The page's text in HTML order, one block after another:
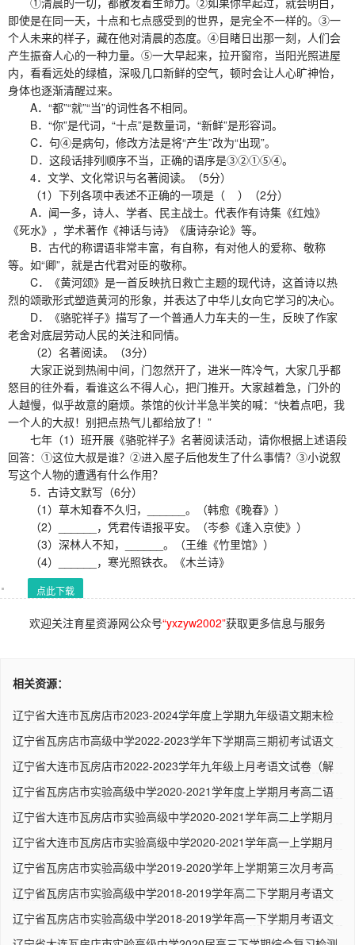
即使是在同一天，十点和七点感受到的世界，是完全不一样的。③一
个人未来的样子，藏在他对清晨的态度。④目睹日出那一刻，人们会
产生振奋人心的一种力量。⑤一大早起来，拉开窗帘，当阳光照进屋
内，看看远处的绿植，深吸几口新鲜的空气，顿时会让人心旷神怡，
身体也逐渐清醒过来。
A．“都”“就”“当”的词性各不相同。
B．“你”是代词，“十点”是数量词，“新鲜”是形容词。
C．句④是病句，修改方法是将“产生”改为“出现”。
D．这段话排列顺序不当，正确的语序是③②①⑤④。
4．文学、文化常识与名著阅读。（5分）
（1）下列各项中表述不正确的一项是（ ）（2分）
A．闻一多，诗人、学者、民主战士。代表作有诗集《红烛》
《死水》，学术著作《神话与诗》《唐诗杂论》等。
B．古代的称谓语非常丰富，有自称，有对他人的爱称、敬称
等。如“卿”，就是古代君对臣的敬称。
C．《黄河颂》是一首反映抗日救亡主题的现代诗，这首诗以热
烈的颂歌形式塑造黄河的形象，并表达了中华儿女向它学习的决心。
D．《骆驼祥子》描写了一个普通人力车夫的一生，反映了作家
老舍对底层劳动人民的关注和同情。
（2）名著阅读。（3分）
大家正说到热闹中间，门忽然开了，进米一阵冷气，大家几乎都
怒目的往外看，看谁这么不得人心，把门推开。大家越着急，门外的
人越慢，似乎故意的磨烦。茶馆的伙计半急半笑的喊：“快着点吧，我
一个人的大叔！别把点热气儿都给放了！”
七年（1）班开展《骆驼祥子》名著阅读活动，请你根据上述语段
回答：①这位大叔是谁？②进入屋子后他发生了什么事情？③小说叙
写这个人物的遭遇有什么作用？
5．古诗文默写（6分）
（1）草木知春不久归，______。（韩愈《晚春》）
（2）______，凭君传语报平安。（岑参《逢入京使》）
（3）深林人不知，______。（王维《竹里馆》）
（4）______，寒光照铁衣。《木兰诗》
点此下载
欢迎关注育星资源网公众号“yxzyw2002”获取更多信息与服务
相关资源：
辽宁省大连市瓦房店市2023-2024学年度上学期九年级语文期末检
辽宁省瓦房店市高级中学2022-2023学年下学期高三期初考试语文
辽宁省大连市瓦房店市2022-2023学年九年级上月考语文试卷（解
辽宁省瓦房店市实验高级中学2020-2021学年度上学期月考高二语
辽宁省大连市瓦房店市实验高级中学2020-2021学年高二上学期月
辽宁省大连市瓦房店市实验高级中学2020-2021学年高一上学期月
辽宁省瓦房店市实验高级中学2019-2020学年上学期第三次月考高
辽宁省瓦房店市实验高级中学2018-2019学年高二下学期月考语文
辽宁省瓦房店市实验高级中学2018-2019学年高一下学期月考语文